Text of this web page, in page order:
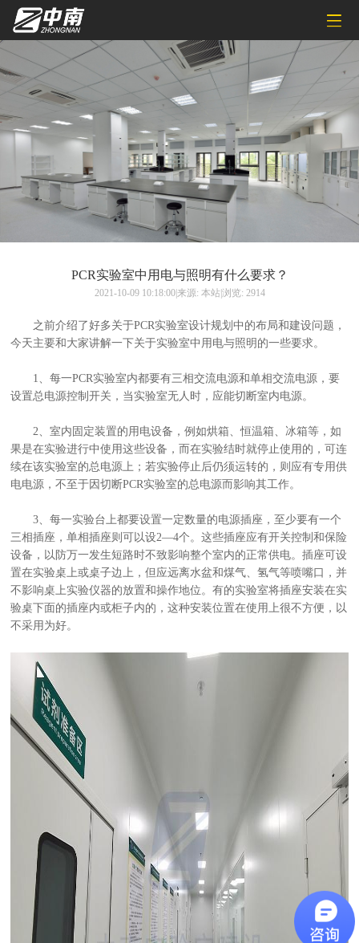
PCR实验室中用电与照明有什么要求？
2021-10-09 10:18:00|来源: 本站|浏览: 2914
之前介绍了好多关于PCR实验室设计规划中的布局和建设问题，
今天主要和大家讲解一下关于实验室中用电与照明的一些要求。
1、每一PCR实验室内都要有三相交流电源和单相交流电源，要
设置总电源控制开关，当实验室无人时，应能切断室内电源。
2、室内固定装置的用电设备，例如烘箱、恒温箱、冰箱等，如
果是在实验进行中使用这些设备，而在实验结时就停止使用的，可连
续在该实验室的总电源上；若实验停止后仍须运转的，则应有专用供
电电源，不至于因切断PCR实验室的总电源而影响其工作。
3、每一实验台上都要设置一定数量的电源插座，至少要有一个
三相插座，单相插座则可以设2—4个。这些插座应有开关控制和保险
设备，以防万一发生短路时不致影响整个室内的正常供电。插座可设
置在实验桌上或桌子边上，但应远离水盆和煤气、氢气等喷嘴口，并
不影响桌上实验仪器的放置和操作地位。有的实验室将插座安装在实
验桌下面的插座内或柜子内的，这种安装位置在使用上很不方便，以
不采用为好。